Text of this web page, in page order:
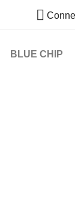

BLUE CHIP